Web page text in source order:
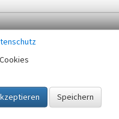
gespeichert und
gültigen Europäischen